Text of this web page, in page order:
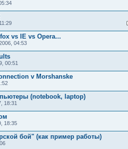
vs IE vs Opera...
04:53
00:51
v Morshanske
(notebook, laptop)
18:31
18:35
бой" (как пример работы)